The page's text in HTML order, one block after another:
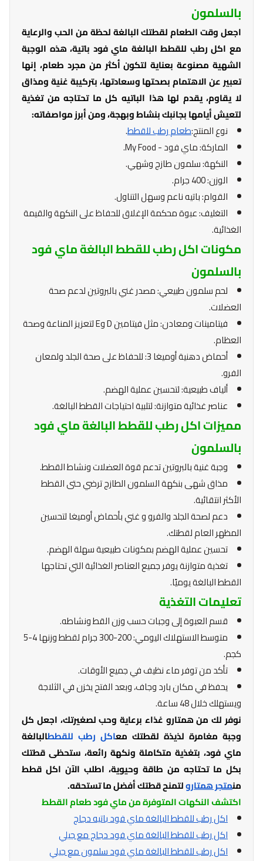
بالسلمون
اجعل وقت الطعام لقطتك البالغة لحظة من الحب والرعاية
مع اكل رطب للقطط البالغة ماي فود باتية، هذه الوجبة
الشهية مصنوعة بعناية لتكون أكثر من مجرد طعام، إنها
تعبير عن الاهتمام بصحتها وسعادتها، بتركيبة غنية ومذاق
لا يقاوم، يقدم لها هذا الباتيه كل ما تحتاجه من تغذية
لتعيش أيامها بجانبك بنشاط وبهجة، ومن أبرز مواصفاته:
نوع المنتج:طعام رطب للقطط.
الماركة: ماي فود - My Food.
النكهة: سلمون طازج وشهي.
الوزن: 400 جرام.
القوام: باتيه ناعم وسهل التناول.
التغليف: عبوة محكمة الإغلاق للحفاظ على النكهة والقيمة
الغذائية.
مكونات اكل رطب للقطط البالغة ماي فود
بالسلمون
لحم سلمون طبيعي: مصدر غني بالبروتين لدعم صحة
العضلات.
فيتامينات ومعادن: مثل فيتامين D وE لتعزيز المناعة وصحة
العظام.
أحماض دهنية أوميغا 3: للحفاظ على صحة الجلد ولمعان
الفرو.
ألياف طبيعية: لتحسين عملية الهضم.
عناصر غذائية متوازنة: لتلبية احتياجات القطط البالغة.
مميزات اكل رطب للقطط البالغة ماي فود
بالسلمون
وجبة غنية بالبروتين تدعم قوة العضلات ونشاط القطط.
مذاق شهى بنكهة السلمون الطازج ترضي حتى القطط
الأكثر انتقائية.
دعم لصحة الجلد والفرو و غني بأحماض أوميغا لتحسين
المظهر العام لقطتك.
تحسين عملية الهضم بمكونات طبيعية سهلة الهضم.
تغذية متوازنة يوفر جميع العناصر الغذائية التي تحتاجها
القطط البالغة يوميًا.
تعليمات التغذية
قسم العبوة إلى وجبات حسب وزن القط ونشاطه.
متوسط الاستهلاك اليومي: 200-300 جرام لقطط وزنها 4-5
كجم.
تأكد من توفر ماء نظيف في جميع الأوقات.
يحفظ في مكان بارد وجاف، وبعد الفتح يخزن في الثلاجة
ويستهلك خلال 48 ساعة.
نوفر لك من همتارو غذاء برعاية وحب لصغيرتك، اجعل كل
وجبة مغامرة لذيذة لقطتك معاكل رطب للقططالبالغة
ماي فود، بتغذية متكاملة ونكهة رائعة، ستحظى قطتك
بكل ما تحتاجه من طاقة وحيوية، اطلب الآن اكل قطط
منمتجر همتارولتمنح قطتك أفضل ما تستحقه.
اكتشف النكهات المتوفرة من ماي فود طعام القطط
اكل رطب للقطط البالغة ماي فود باتيه دجاج
اكل رطب للقطط البالغة ماي فود دجاج مع جيلي
اكل رطب للقطط البالغة ماي فود سلمون مع جيلي